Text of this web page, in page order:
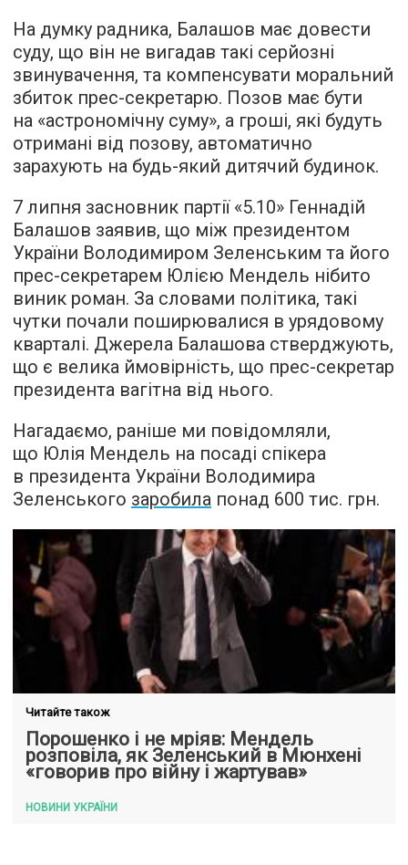
На думку радника, Балашов має довести
суду, що він не вигадав такі серйозні
звинувачення, та компенсувати моральний
збиток прес-секретарю. Позов має бути
на «астрономічну суму», а гроші, які будуть
отримані від позову, автоматично
зарахують на будь-який дитячий будинок.
7 липня засновник партії «5.10» Геннадій
Балашов заявив, що між президентом
України Володимиром Зеленським та його
прес-секретарем Юлією Мендель нібито
виник роман. За словами політика, такі
чутки почали поширювалися в урядовому
кварталі. Джерела Балашова стверджують,
що є велика ймовірність, що прес-секретар
президента вагітна від нього.
Нагадаємо, раніше ми повідомляли,
що Юлія Мендель на посаді спікера
в президента України Володимира
Зеленського заробила понад 600 тис. грн.
Читайте також
Порошенко і не мріяв: Мендель
розповіла, як Зеленський в Мюнхені
«говорив про війну і жартував»
НОВИНИ УКРАЇНИ